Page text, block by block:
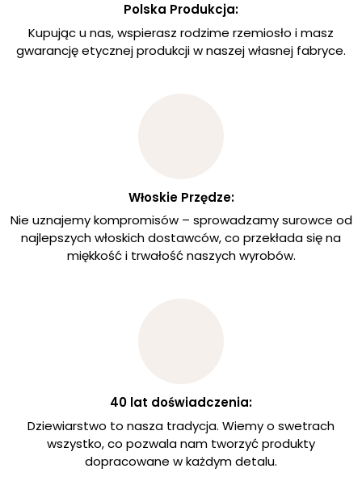
Polska Produkcja:
Kupując u nas, wspierasz rodzime rzemiosło i masz
gwarancję etycznej produkcji w naszej własnej fabryce.
Włoskie Przędze:
Nie uznajemy kompromisów – sprowadzamy surowce od
najlepszych włoskich dostawców, co przekłada się na
miękkość i trwałość naszych wyrobów.
40 lat doświadczenia:
Dziewiarstwo to nasza tradycja. Wiemy o swetrach
wszystko, co pozwala nam tworzyć produkty
dopracowane w każdym detalu.